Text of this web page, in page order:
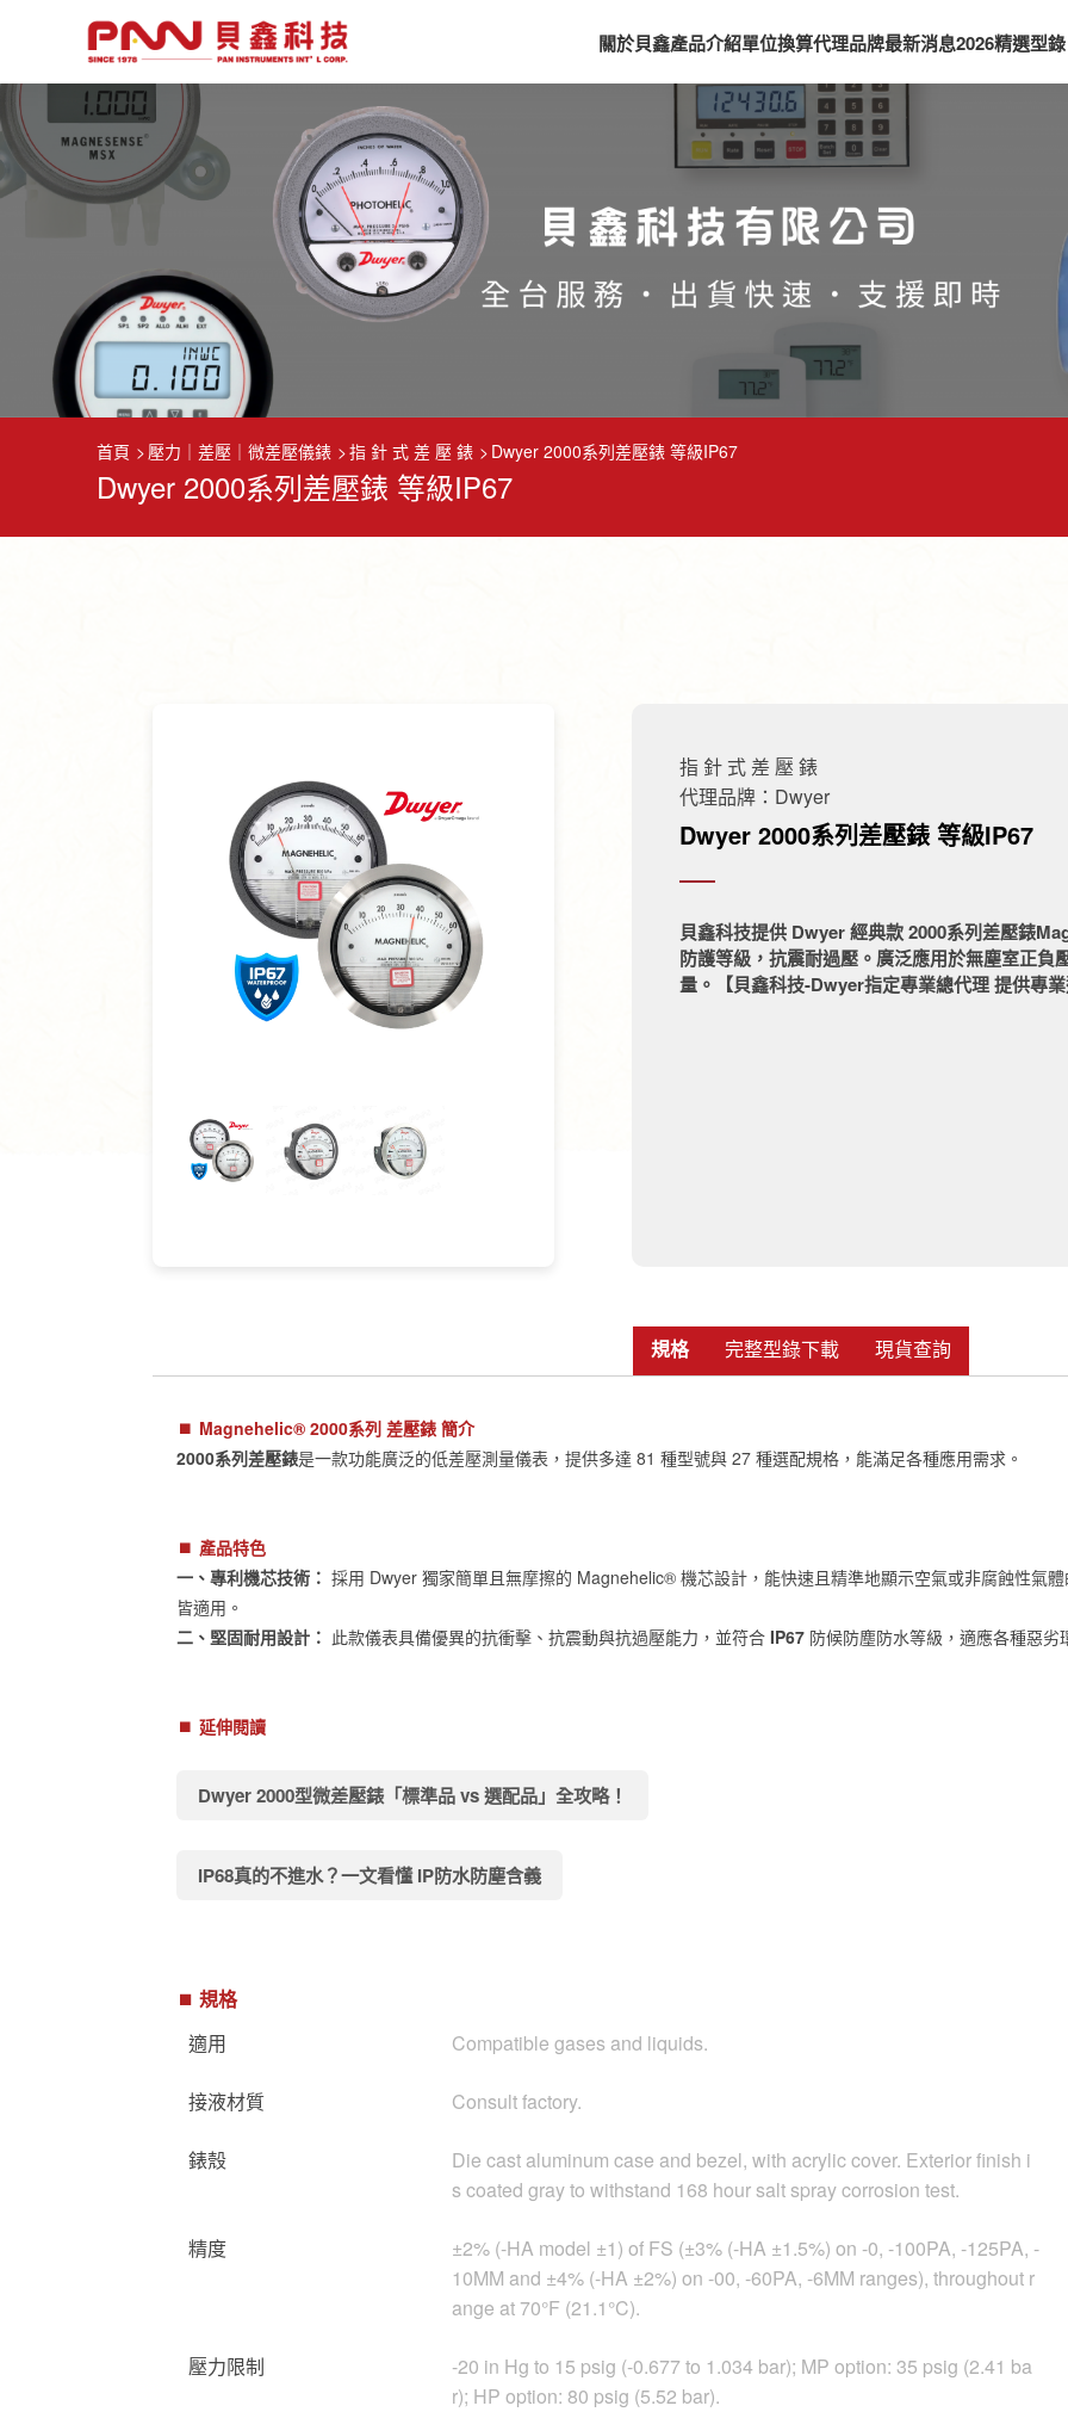
關於貝鑫產品介紹單位換算代理品牌最新消息2026精選型錄
首頁 壓力｜差壓｜微差壓儀錶 指 針 式 差 壓 錶 Dwyer 2000系列差壓錶 等級IP67
Dwyer 2000系列差壓錶 等級IP67
指 針 式 差 壓 錶
代理品牌：Dwyer
Dwyer 2000系列差壓錶 等級IP67
貝鑫科技提供 Dwyer 經典款 2000系列差壓錶
防護等級，抗震耐過壓。廣泛應用於無塵室正負
量。【貝鑫科技-Dwyer指定專業總代理 提供專
規格 完整型錄下載 現貨查詢
⏹︎ Magnehelic® 2000系列 差壓錶 簡介
2000系列差壓錶是一款功能廣泛的低差壓測量儀表，提供多達 81 種型號與 27 種選配規格，能滿足各種應用需求。
⏹︎ 產品特色
一、專利機芯技術： 採用 Dwyer 獨家簡單且無摩擦的 Magnehelic® 機芯設計，能快速且精準地顯示空氣或非腐蝕性氣
皆適用。
二、堅固耐用設計： 此款儀表具備優異的抗衝擊、抗震動與抗過壓能力，並符合 IP67防候防塵防水等級，適應各種惡劣
⏹︎ 延伸閱讀
Dwyer 2000型微差壓錶「標準品 vs 選配品」全攻略！
IP68真的不進水？一文看懂 IP防水防塵含義
⏹︎ 規格
適用
Compatible gases and liquids.
接液材質 Consult factory.
錶殼
Die cast aluminum case and bezel, with acrylic cover. Exterior finish i
s coated gray to withstand 168 hour salt spray corrosion test.
精度
±2% (-HA model ±1) of FS (±3% (-HA ±1.5%) on -0, -100PA, -125PA, -
10MM and ±4% (-HA ±2%) on -00, -60PA, -6MM ranges), throughout r
ange at 70°F (21.1°C).
壓力限制
-20 in Hg to 15 psig (-0.677 to 1.034 bar); MP option: 35 psig (2.41 ba
r); HP option: 80 psig (5.52 bar).